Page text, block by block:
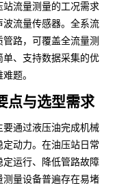
流量测量的工况需求
流量传感器。全系流
路，可覆盖全流量测
、支持数据采集的优
题。
点与选型需求
通过液压油完成机械
动力。在油压站日常
运行、降低管路故障
量设备普遍存在易堵